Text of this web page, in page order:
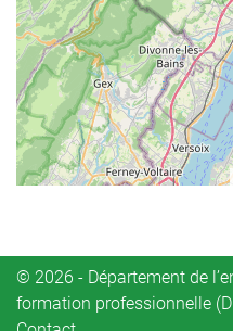
© 2026 - Département de
formation professionnelle